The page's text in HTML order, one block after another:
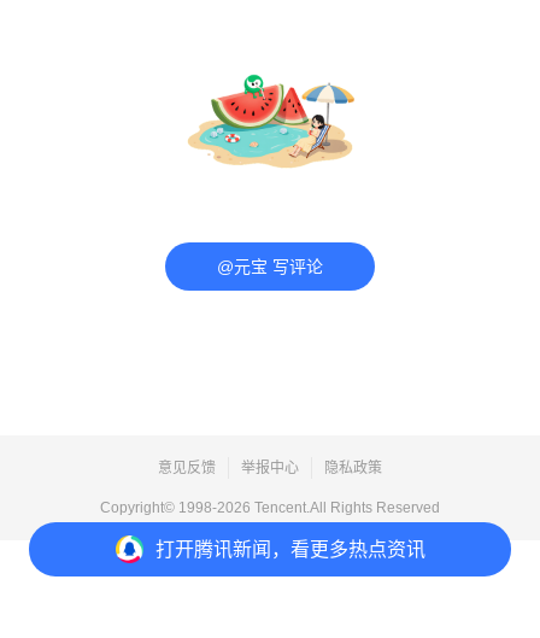
打开腾讯新闻，看更多热点资讯
@元宝 写评论
意见反馈 举报中心 隐私政策
Copyright© 1998-2026 Tencent.All Rights Reserved